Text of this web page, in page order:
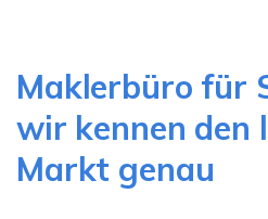
Maklerbüro für
wir kennen den
Markt genau